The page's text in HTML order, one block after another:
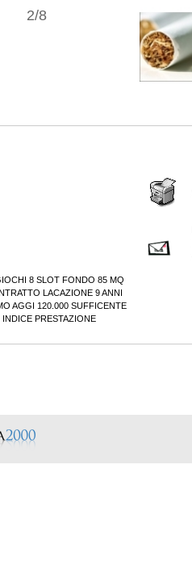
2/8
8 SLOT FONDO 85 MQ
LACAZIONE 9 ANNI
AGGI 120.000 SUFFICENTE
PRESTAZIONE